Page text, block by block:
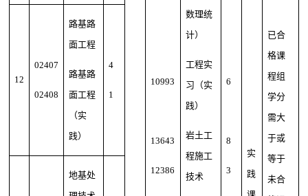
10993
13643
12386
数理统
计）
工程实
习（实
践）
岩土工
程施工
技术
6
8
3
实
践
已合
格课
程组
学分
需大
于或
等于
未合
12
02407
02408
路基路
面工程
路基路
面工程
（实
践）
4
1
地基处